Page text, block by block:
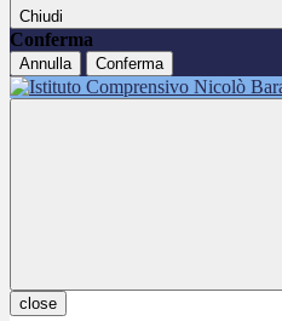
Chiudi
Conferma
Annulla Conferma
close